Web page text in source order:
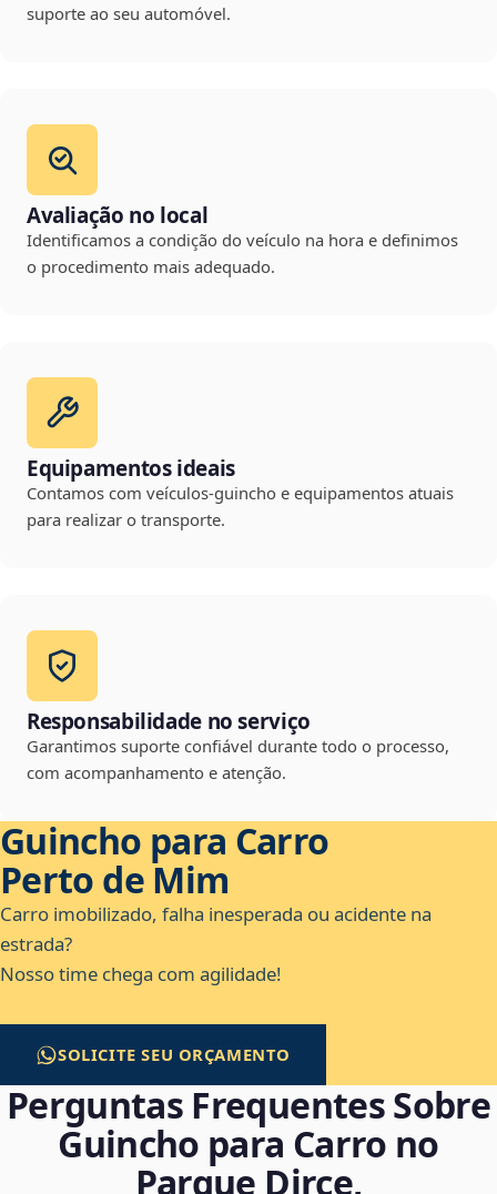
suporte ao seu automóvel.
Avaliação no local
Identificamos a condição do veículo na hora e definimos
o procedimento mais adequado.
Equipamentos ideais
Contamos com veículos-guincho e equipamentos atuais
para realizar o transporte.
Responsabilidade no serviço
Garantimos suporte confiável durante todo o processo,
com acompanhamento e atenção.
Guincho para Carro
Perto de Mim
Carro imobilizado, falha inesperada ou acidente na
estrada?
Nosso time chega com agilidade!
SOLICITE SEU ORÇAMENTO
Perguntas Frequentes Sobre
Guincho para Carro no
Parque Dirce,